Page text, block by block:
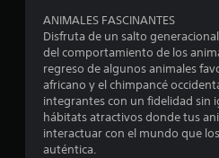
ANIMALES FASCINANTES
Disfruta de un salto
del comportamiento de los
regreso de algunos animales
africano y el chimpancé
integrantes con un fidelidad sin
hábitats atractivos donde tus
interactuar con el mundo que
auténtica.